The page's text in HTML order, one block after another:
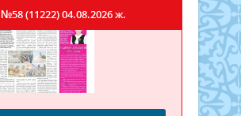
№58 (11222)04.08.2026 ж.